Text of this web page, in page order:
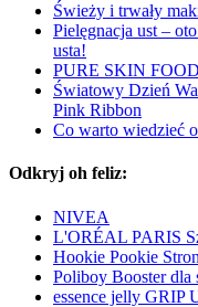
Świeży i trwały
Pielęgnacja ust –
usta!
PURE SKIN FOOD
Światowy Dzień
Pink Ribbon
Co warto wiedzieć
Odkryj oh feliz:
NIVEA
L'ORÉAL PARIS
Hookie Pookie
Poliboy Booster dla
essence jelly GRIP